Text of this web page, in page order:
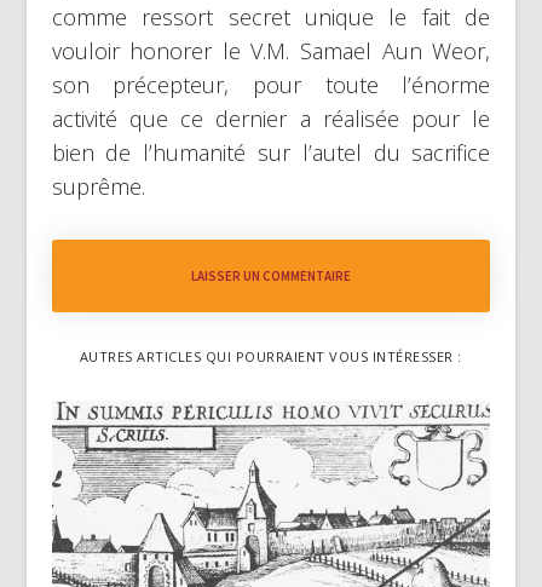
comme ressort secret unique le fait de
vouloir honorer le V.M. Samael Aun Weor,
son précepteur, pour toute l’énorme
activité que ce dernier a réalisée pour le
bien de l’humanité sur l’autel du sacrifice
suprême.
LAISSER UN COMMENTAIRE
AUTRES ARTICLES QUI POURRAIENT VOUS INTÉRESSER :